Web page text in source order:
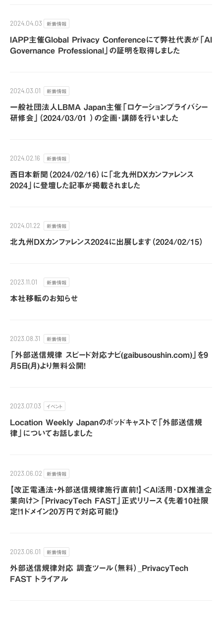
2024.04.03 新着情報
IAPP主催Global Privacy Conferenceにて弊社代表が「AI
Governance Professional」の証明を取得しました
2024.03.01 新着情報
一般社団法人LBMA Japan主催「ロケーションプライバシー
研修会」（2024/03/01 ）の企画･講師を行いました
2024.02.16 新着情報
西日本新聞（2024/02/16）に「北九州DXカンファレンス
2024」に登壇した記事が掲載されました
2024.01.22 新着情報
北九州DXカンファレンス2024に出展します（2024/02/15）
2023.11.01 新着情報
本社移転のお知らせ
2023.08.31 新着情報
「外部送信規律 スピード対応ナビ(gaibusoushin.com)」を9
月5日(月)より無料公開！
2023.07.03 イベント
Location Weekly Japanのポッドキャストで「外部送信規
律」についてお話しました
2023.06.02 新着情報
【改正電通法・外部送信規律施行直前！】＜AI活用･DX推進企
業向け＞「PrivacyTech FAST」正式リリース《先着10社限
定！1ドメイン20万円で対応可能！》
2023.06.01 新着情報
外部送信規律対応 調査ツール（無料）_PrivacyTech
FAST トライアル